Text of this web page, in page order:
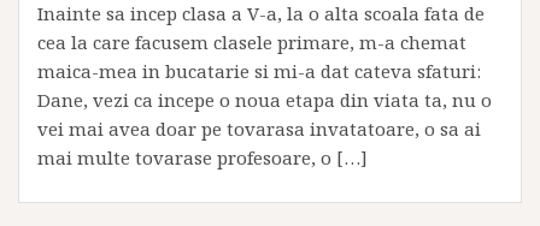
Inainte sa incep clasa a V-a, la o alta scoala fata de
cea la care facusem clasele primare, m-a chemat
maica-mea in bucatarie si mi-a dat cateva sfaturi:
Dane, vezi ca incepe o noua etapa din viata ta, nu o
vei mai avea doar pe tovarasa invatatoare, o sa ai
mai multe tovarase profesoare, o […]